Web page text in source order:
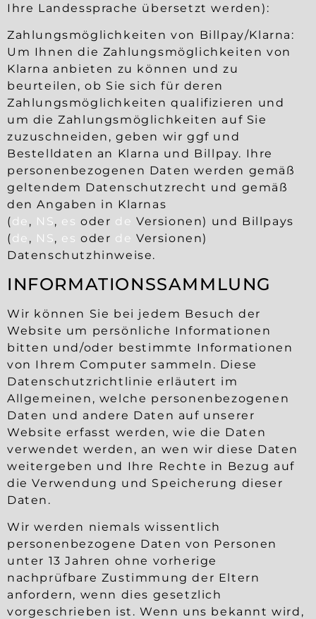
Ihre Landessprache übersetzt werden):
Zahlungsmöglichkeiten von Billpay/Klarna:
Um Ihnen die Zahlungsmöglichkeiten von
Klarna anbieten zu können und zu
beurteilen, ob Sie sich für deren
Zahlungsmöglichkeiten qualifizieren und
um die Zahlungsmöglichkeiten auf Sie
zuzuschneiden, geben wir ggf und
Bestelldaten an Klarna und Billpay. Ihre
personenbezogenen Daten werden gemäß
geltendem Datenschutzrecht und gemäß
den Angaben in Klarnas
(de , NS, es oder de Versionen) und Billpays
(de , NS, es oder de Versionen)
Datenschutzhinweise.
INFORMATIONSSAMMLUNG
Wir können Sie bei jedem Besuch der
Website um persönliche Informationen
bitten und/oder bestimmte Informationen
von Ihrem Computer sammeln. Diese
Datenschutzrichtlinie erläutert im
Allgemeinen, welche personenbezogenen
Daten und andere Daten auf unserer
Website erfasst werden, wie die Daten
verwendet werden, an wen wir diese Daten
weitergeben und Ihre Rechte in Bezug auf
die Verwendung und Speicherung dieser
Daten.
Wir werden niemals wissentlich
personenbezogene Daten von Personen
unter 13 Jahren ohne vorherige
nachprüfbare Zustimmung der Eltern
anfordern, wenn dies gesetzlich
vorgeschrieben ist. Wenn uns bekannt wird,